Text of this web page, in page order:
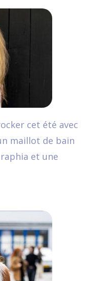
cet été avec
maillot de bain
et une